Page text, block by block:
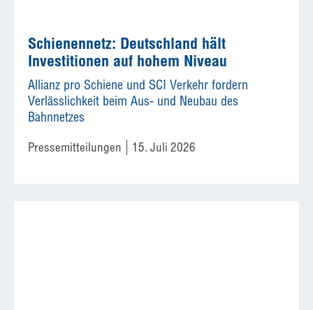
Schienennetz: Deutschland hält
Investitionen auf hohem Niveau
Allianz pro Schiene und SCI Verkehr fordern
Verlässlichkeit beim Aus- und Neubau des
Bahnnetzes
Pressemitteilungen 15. Juli 2026